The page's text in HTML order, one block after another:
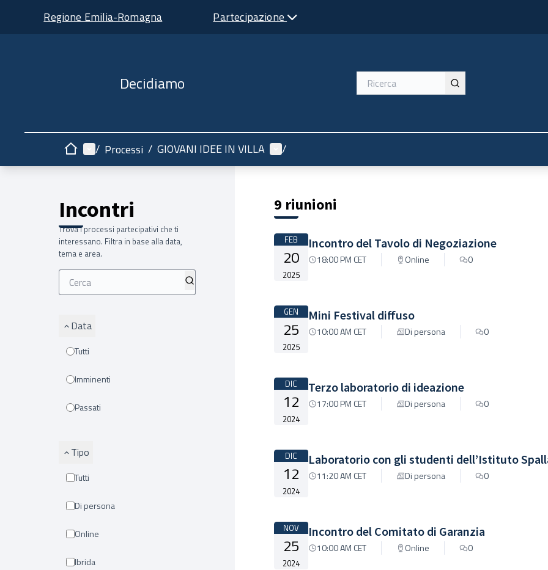
Regione Emilia-Romagna Partecipazione
Decidiamo
HomeMenù principale
/ Processi / GIOVANI IDEE IN VILLA Menù utente
/
Incontri
Trova i processi partecipativi che ti
interessano. Filtra in base alla data,
tema e area.
Data
Tutti
Imminenti
Passati
Tipo
Tutti
Di persona
Online
Ibrida
9 riunioni
FEB
20
2025
Incontro del Tavolo di Negoziazione
18:00 PM CET Online 0
GEN
25
2025
Mini Festival diffuso
10:00 AM CET Di persona 0
DIC
12
2024
Terzo laboratorio di ideazione
17:00 PM CET Di persona 0
DIC
12
2024
Laboratorio con gli studenti dell’Istituto
11:20 AM CET Di persona 0
NOV
25
2024
Incontro del Comitato di Garanzia
10:00 AM CET Online 0